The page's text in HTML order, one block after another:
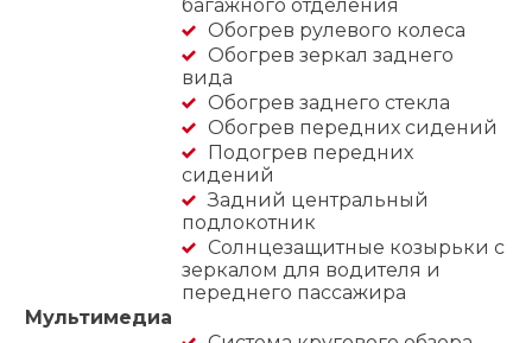
багажного отделения
Обогрев рулевого колеса
Обогрев зеркал заднего
вида
Обогрев заднего стекла
Обогрев передних сидений
Подогрев передних
сидений
Задний центральный
подлокотник
Солнцезащитные козырьки с
зеркалом для водителя и
переднего пассажира
Мультимедиа